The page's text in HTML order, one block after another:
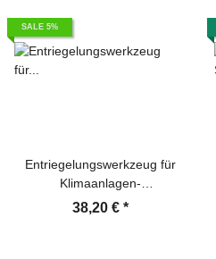
SALE 5%
Entriegelungswerkzeug für
Klimaanlagen-
Leitungskupplungen | für VAG
38,20 € *